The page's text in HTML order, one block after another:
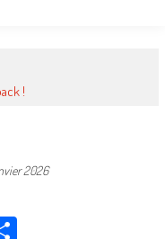
!
2026
Partager